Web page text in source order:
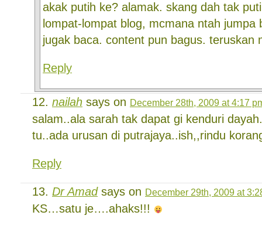
akak putih ke? alamak. skang dah tak
lompat-lompat blog, mcmana ntah jumpa
jugak baca. content pun bagus. teruskan
Reply
nailah says on December 28th, 2009 at 4:17
salam..ala sarah tak dapat gi kenduri
tu..ada urusan di putrajaya..ish,,rindu
Reply
Dr Amadsays on December 29th, 2009 at
KS…satu je….ahaks!!!